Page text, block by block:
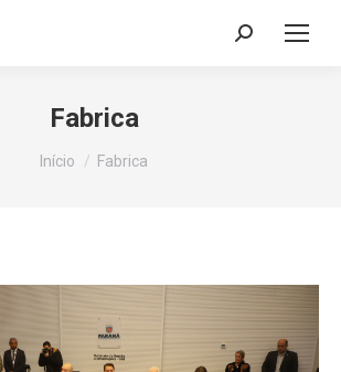
Search:
Fabrica
Você está aqui:
Início Fabrica